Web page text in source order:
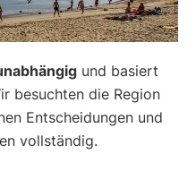
und basiert
besuchten die Region
Entscheidungen und
vollständig.